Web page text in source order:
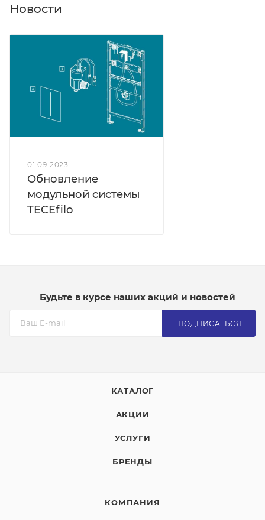
Новости
01.09.2023
Обновление
модульной системы
TECEfilo
Будьте в курсе наших акций и новостей
ПОДПИСАТЬСЯ
КАТАЛОГ
АКЦИИ
УСЛУГИ
БРЕНДЫ
КОМПАНИЯ